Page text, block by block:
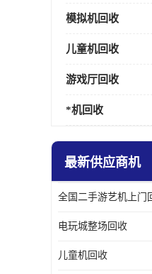
模拟机回收
儿童机回收
游戏厅回收
*机回收
最新供应商机
全国二手游艺机上门
电玩城整场回收
儿童机回收